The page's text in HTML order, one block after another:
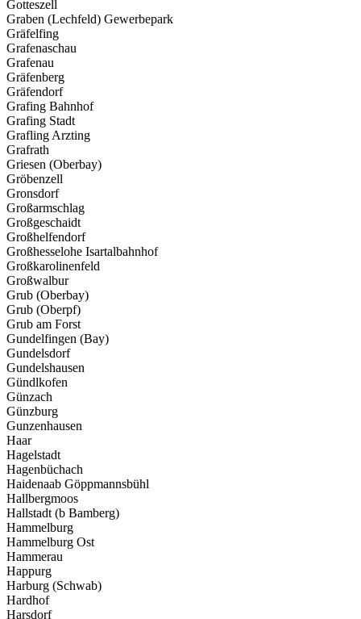
Gotteszell
Graben (Lechfeld) Gewerbepark
Gräfelfing
Grafenaschau
Grafenau
Gräfenberg
Gräfendorf
Grafing Bahnhof
Grafing Stadt
Grafling Arzting
Grafrath
Griesen (Oberbay)
Gröbenzell
Gronsdorf
Großarmschlag
Großgeschaidt
Großhelfendorf
Großhesselohe Isartalbahnhof
Großkarolinenfeld
Großwalbur
Grub (Oberbay)
Grub (Oberpf)
Grub am Forst
Gundelfingen (Bay)
Gundelsdorf
Gundelshausen
Gündlkofen
Günzach
Günzburg
Gunzenhausen
Haar
Hagelstadt
Hagenbüchach
Haidenaab Göppmannsbühl
Hallbergmoos
Hallstadt (b Bamberg)
Hammelburg
Hammelburg Ost
Hammerau
Happurg
Harburg (Schwab)
Hardhof
Harsdorf